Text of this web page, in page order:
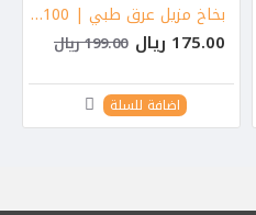
الأكثر مبيعابخاخ مزيل عرق طبي | 100 مل
175.00 ريال 199.00 ريال
اضافة للسلة